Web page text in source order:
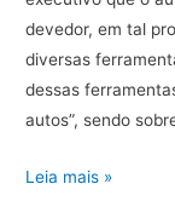
devedor, em tal
diversas
dessas
autos”, sendo
Penhora
Leia mais »